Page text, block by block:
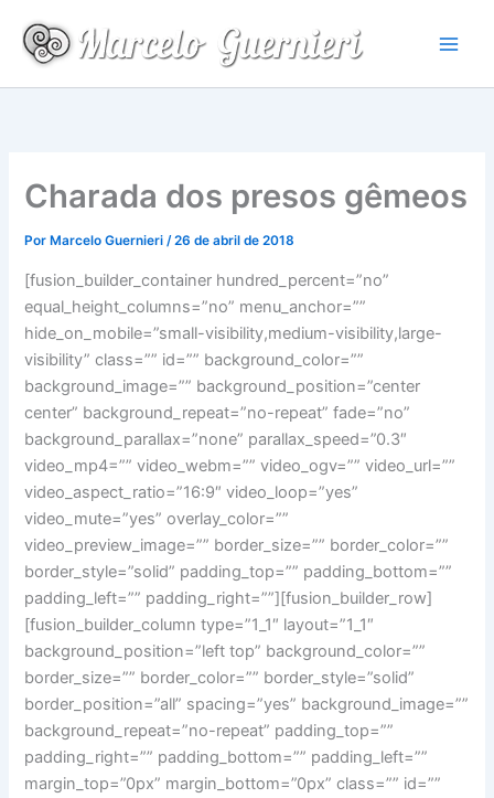
para
conteúdo
Charada dos presos gêmeos
Por Marcelo Guernieri/26 de abril de 2018
[fusion_builder_container hundred_percent=”no”
equal_height_columns=”no” menu_anchor=””
hide_on_mobile=”small-visibility,medium-visibility,large-
visibility” class=”” id=”” background_color=””
background_image=”” background_position=”center
center” background_repeat=”no-repeat” fade=”no”
background_parallax=”none” parallax_speed=”0.3″
video_mp4=”” video_webm=”” video_ogv=”” video_url=””
video_aspect_ratio=”16:9″ video_loop=”yes”
video_mute=”yes” overlay_color=””
video_preview_image=”” border_size=”” border_color=””
border_style=”solid” padding_top=”” padding_bottom=””
padding_left=”” padding_right=””][fusion_builder_row]
[fusion_builder_column type=”1_1″ layout=”1_1″
background_position=”left top” background_color=””
border_size=”” border_color=”” border_style=”solid”
border_position=”all” spacing=”yes” background_image=””
background_repeat=”no-repeat” padding_top=””
padding_right=”” padding_bottom=”” padding_left=””
margin_top=”0px” margin_bottom=”0px” class=”” id=””